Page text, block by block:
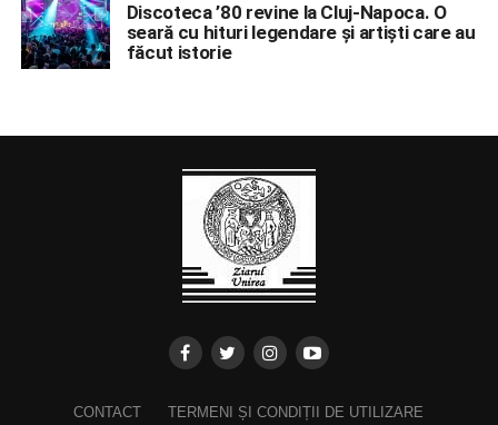
Discoteca ’80 revine la Cluj-Napoca. O
seară cu hituri legendare și artiști care au
făcut istorie
CONTACT TERMENI ȘI CONDIȚII DE UTILIZARE